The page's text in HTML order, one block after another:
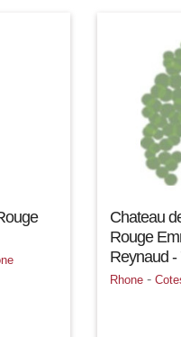
Chateau
Rouge
Reynaud -
Rhone -